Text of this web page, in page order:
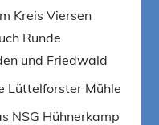
Kreis Viersen
Runde
und Friedwald
Lüttelforster Mühle
NSG Hühnerkamp